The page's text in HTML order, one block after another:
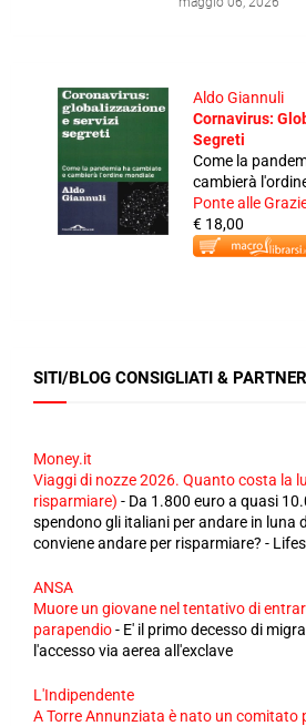
Aldo Giannuli
Cornavirus:
Segreti
Come la
cambierà
Ponte alle
€ 18,00
SITI/BLOG CONSIGLIATI &
Money.it
Viaggi di nozze 2026. Quanto costa la
risparmiare) - Da 1.800 euro a quasi
spendono gli italiani per andare in luna
conviene andare per risparmiare? -
ANSA
Muore un giovane nel tentativo di
parapendio- E' il primo decesso di
l'accesso via aerea all'exclave
L'Indipendente
A Torre Annunziata è nato un comitato